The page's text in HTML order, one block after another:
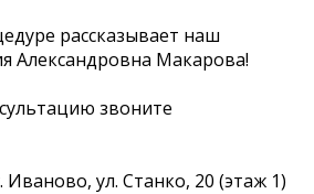
рассказывает наш
Александровна Макарова!
звоните
Иваново, ул. Станко, 20 (этаж 1)